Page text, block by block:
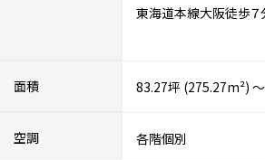
東海道本線大阪徒歩７
面積 83.27坪 (275.27m²)
空調 各階個別